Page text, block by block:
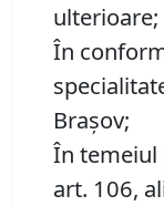
ulterioare;
În
Brașov;
În temeiul
art. 106,